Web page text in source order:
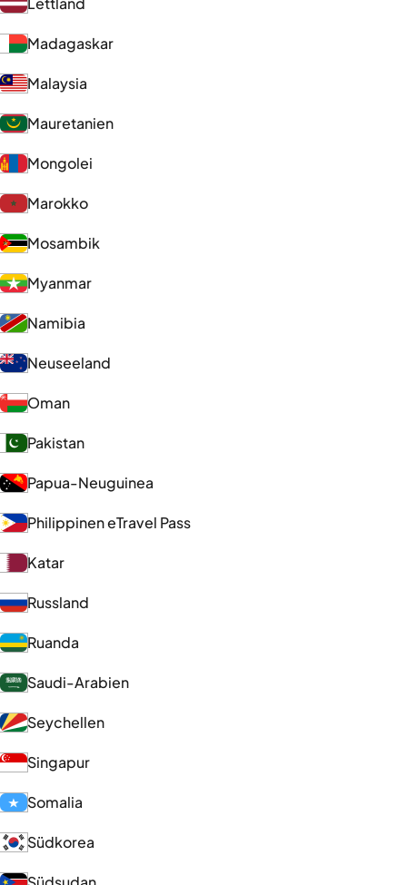
Madagaskar
Malaysia
Mauretanien
Mongolei
Marokko
Mosambik
Myanmar
Namibia
Neuseeland
Oman
Pakistan
Papua-Neuguinea
Philippinen eTravel Pass
Katar
Russland
Ruanda
Saudi-Arabien
Seychellen
Singapur
Somalia
Südkorea